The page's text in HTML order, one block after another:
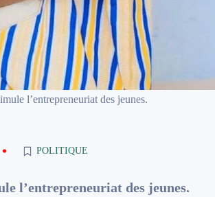
l’entrepreneuriat des jeunes.
POLITIQUE
l’entrepreneuriat des jeunes.